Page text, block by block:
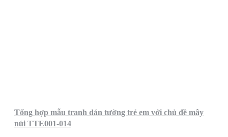
Tổng hợp mẫu tranh dán tường trẻ em với chủ đề mây
núi TTE001-014